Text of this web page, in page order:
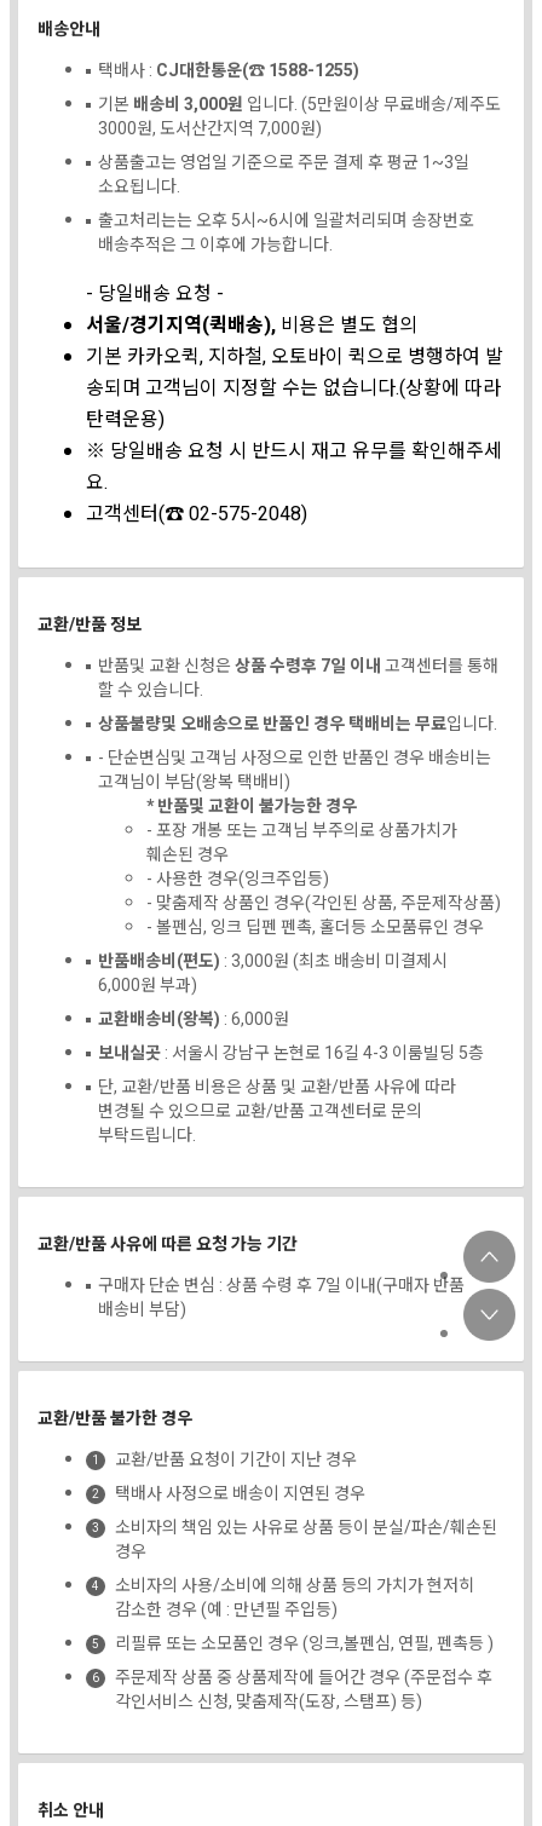
배송안내
택배사 : CJ대한통운(☎ 1588-1255)
기본 배송비 3,000원 입니다. (5만원이상 무료배송/제주도
3000원, 도서산간지역 7,000원)
상품출고는 영업일 기준으로 주문 결제 후 평균 1~3일
소요됩니다.
출고처리는는 오후 5시~6시에 일괄처리되며 송장번호
배송추적은 그 이후에 가능합니다.
- 당일배송 요청 -
서울/경기지역(퀵배송), 비용은 별도 협의
기본 카카오퀵, 지하철, 오토바이 퀵으로 병행하여 발
송되며 고객님이 지정할 수는 없습니다.(상황에 따라
탄력운용)
※ 당일배송 요청 시 반드시 재고 유무를 확인해주세
요.
고객센터(☎ 02-575-2048)
교환/반품 정보
반품및 교환 신청은상품 수령후 7일 이내고객센터를 통해
할 수 있습니다.
상품불량및 오배송으로 반품인 경우 택배비는 무료입니다.
- 단순변심및 고객님 사정으로 인한 반품인 경우 배송비는
고객님이 부담(왕복 택배비)
* 반품및 교환이 불가능한 경우
- 포장 개봉 또는 고객님 부주의로 상품가치가
훼손된 경우
- 사용한 경우(잉크주입등)
- 맞춤제작 상품인 경우(각인된 상품, 주문제작상품)
- 볼펜심, 잉크 딥펜 펜촉, 홀더등 소모품류인 경우
반품배송비(편도) : 3,000원 (최초 배송비 미결제시
6,000원 부과)
교환배송비(왕복) : 6,000원
보내실곳: 서울시 강남구 논현로 16길 4-3 이룸빌딩 5층
단, 교환/반품 비용은 상품 및 교환/반품 사유에 따라
변경될 수 있으므로 교환/반품 고객센터로 문의
부탁드립니다.
교환/반품 사유에 따른 요청 가능 기간
구매자 단순 변심 : 상품 수령 후 7일 이내(구매자 반품
배송비 부담)
교환/반품 불가한 경우
교환/반품 요청이 기간이 지난 경우
택배사 사정으로 배송이 지연된 경우
소비자의 책임 있는 사유로 상품 등이 분실/파손/훼손된
경우
소비자의 사용/소비에 의해 상품 등의 가치가 현저히
감소한 경우 (예 : 만년필 주입등)
리필류 또는 소모품인 경우 (잉크,볼펜심, 연필, 펜촉등 )
주문제작 상품 중 상품제작에 들어간 경우 (주문접수 후
각인서비스 신청, 맞춤제작(도장, 스탬프) 등)
취소 안내